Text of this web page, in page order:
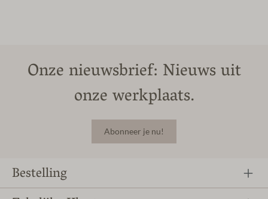
Onze nieuwsbrief: Nieuws uit
onze werkplaats.
Abonneer je nu!
Bestelling